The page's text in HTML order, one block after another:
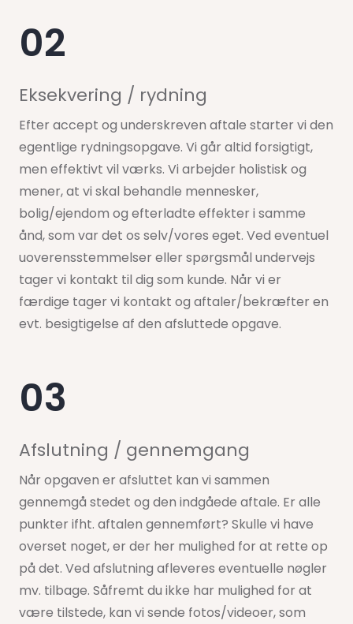
02
Eksekvering / rydning
Efter accept og underskreven aftale starter vi den
egentlige rydningsopgave. Vi går altid forsigtigt,
men effektivt vil værks. Vi arbejder holistisk og
mener, at vi skal behandle mennesker,
bolig/ejendom og efterladte effekter i samme
ånd, som var det os selv/vores eget. Ved eventuel
uoverensstemmelser eller spørgsmål undervejs
tager vi kontakt til dig som kunde. Når vi er
færdige tager vi kontakt og aftaler/bekræfter en
evt. besigtigelse af den afsluttede opgave.
03
Afslutning / gennemgang
Når opgaven er afsluttet kan vi sammen
gennemgå stedet og den indgåede aftale. Er alle
punkter ifht. aftalen gennemført? Skulle vi have
overset noget, er der her mulighed for at rette op
på det. Ved afslutning afleveres eventuelle nøgler
mv. tilbage. Såfremt du ikke har mulighed for at
være tilstede, kan vi sende fotos/videoer, som